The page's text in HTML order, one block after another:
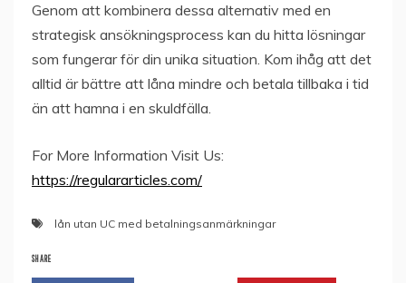
Genom att kombinera dessa alternativ med en
strategisk ansökningsprocess kan du hitta lösningar
som fungerar för din unika situation. Kom ihåg att det
alltid är bättre att låna mindre och betala tillbaka i tid
än att hamna i en skuldfälla.
For More Information Visit Us:
https://regulararticles.com/
lån utan UC med betalningsanmärkningar
SHARE